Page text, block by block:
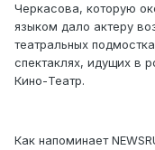
Черкасова, которую
языком дало актеру
театральных
спектаклях, идущих в
Кино-Театр.
Как напоминает